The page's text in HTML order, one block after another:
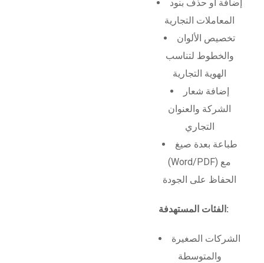
إضافة أو حذف بنود
المعاملات التجارية
تخصيص الألوان
والخطوط لتناسب
الهوية التجارية
إضافة شعار
الشركة والعنوان
التجاري
طباعة بعدة صيغ
(Word/PDF) مع
الحفاظ على الجودة
الفئات المستهدفة:
الشركات الصغيرة
والمتوسطة